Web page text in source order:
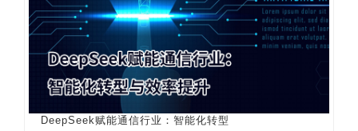
DeepSeek赋能通信行业：智能化转型